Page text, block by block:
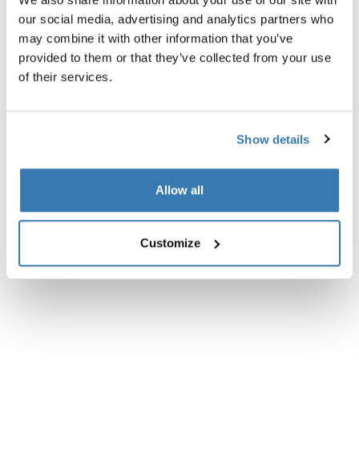
our social media, advertising and analytics partners who
may combine it with other information that you’ve
provided to them or that they’ve collected from your use
of their services.
Show details
Allow all
Customize
Toggle overview
Descripción del producto
Toggle techspec
Especificaciones técnicas